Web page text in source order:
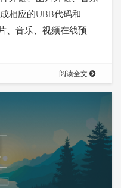
相应的UBB代码和
、音乐、视频在线预
阅读全文